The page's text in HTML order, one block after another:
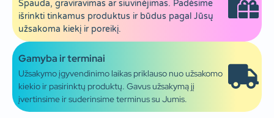
Spauda, graviravimas ar siuvinėjimas. Padėsime
išrinkti tinkamus produktus ir būdus pagal Jūsų
užsakoma kiekį ir poreikį.
Gamyba ir terminai
Užsakymo įgyvendinimo laikas priklauso nuo užsakomo
kiekio ir pasirinktų produktų. Gavus užsakymą jį
įvertinsime ir suderinsime terminus su Jumis.